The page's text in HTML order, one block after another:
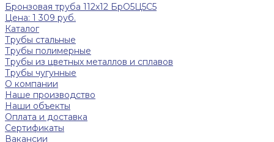
Бронзовая труба 112х12 БрО5Ц5С5
Цена: 1 309 руб.
Каталог
Трубы стальные
Трубы полимерные
Трубы из цветных металлов и сплавов
Трубы чугунные
О компании
Наше производство
Наши объекты
Оплата и доставка
Сертификаты
Вакансии